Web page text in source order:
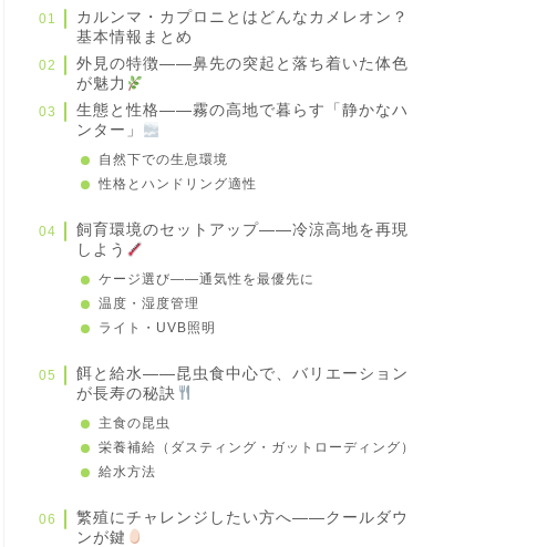
カルンマ・カプロニとはどんなカメレオン？
基本情報まとめ
外見の特徴——鼻先の突起と落ち着いた体色
が魅力
生態と性格——霧の高地で暮らす「静かなハ
ンター」
自然下での生息環境
性格とハンドリング適性
飼育環境のセットアップ——冷涼高地を再現
しよう
ケージ選び——通気性を最優先に
温度・湿度管理
ライト・UVB照明
餌と給水——昆虫食中心で、バリエーション
が長寿の秘訣
主食の昆虫
栄養補給（ダスティング・ガットローディング）
給水方法
繁殖にチャレンジしたい方へ——クールダウ
ンが鍵